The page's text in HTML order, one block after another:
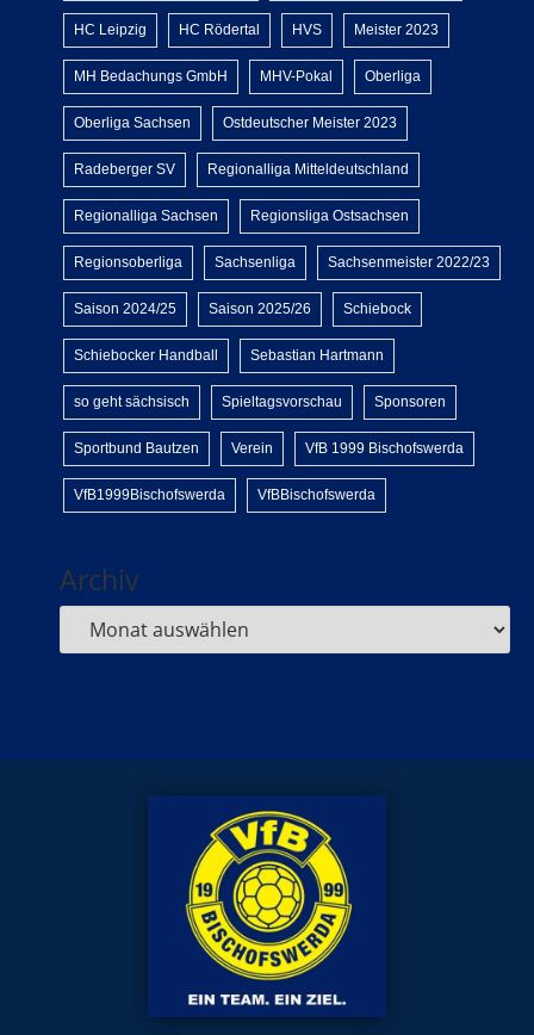
HC Leipzig HC Rödertal HVS Meister 2023
MH Bedachungs GmbH MHV-Pokal Oberliga
Oberliga Sachsen Ostdeutscher Meister 2023
Radeberger SV Regionalliga Mitteldeutschland
Regionalliga Sachsen Regionsliga Ostsachsen
Regionsoberliga Sachsenliga Sachsenmeister 2022/23
Saison 2024/25 Saison 2025/26 Schiebock
Schiebocker Handball Sebastian Hartmann
so geht sächsisch Spieltagsvorschau Sponsoren
Sportbund Bautzen Verein VfB 1999 Bischofswerda
VfB1999Bischofswerda VfBBischofswerda
Archiv